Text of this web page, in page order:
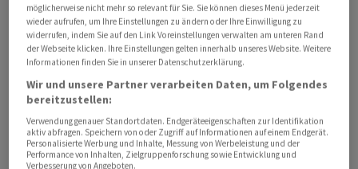
Ausserdem wurden die Märkte durch die Ankündigung
von Trump verunsichert, dass er die Zölle gegen China
ab dem 9. April um weitere 50 Prozent erhöhen werde,
sollte China seine Gegenzölle nicht zurückziehen. Die
Zollspirale zwischen den beiden Ländern scheint sich
beschleunigt weiter zu drehen.
möglicherweise nicht mehr so relevant für Sie. Sie können dieses Menü jederzeit
wieder aufrufen, um Ihre Einstellungen zu ändern oder Ihre Einwilligung zu
widerrufen, indem Sie auf den Link Voreinstellungen verwalten am unteren Rand
der Webseite klicken. Ihre Einstellungen gelten innerhalb unseres Website. Weitere
Informationen finden Sie in unserer Datenschutzerklärung.
Wir und unsere Partner verarbeiten Daten, um Folgendes
bereitzustellen:
Verwendung genauer Standortdaten. Endgeräteeigenschaften zur Identifikation
aktiv abfragen. Speichern von oder Zugriff auf Informationen auf einem Endgerät.
Personalisierte Werbung und Inhalte, Messung von Werbeleistung und der
Performance von Inhalten, Zielgruppenforschung sowie Entwicklung und
Verbesserung von Angeboten.